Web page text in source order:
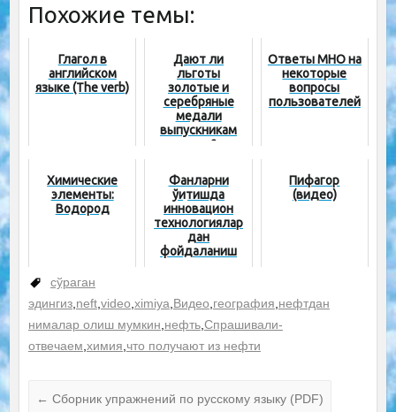
Похожие темы:
Глагол в
английском
языке (The verb)
Дают ли
льготы
золотые и
серебряные
медали
выпускникам
школ?
Ответы МНО на
некоторые
вопросы
пользователей
Химические
элементы:
Водород
Фанларни
ўқитишда
инновацион
технологиялар
дан
фойдаланиш
Пифагор
(видео)
cўраган
эдингиз,neft,video,ximiya,Видео,география,нефтдан
нималар олиш мумкин,нефть,Спрашивали-
отвечаем,химия,что получают из нефти
← Сборник упражнений по русскому языку (PDF)